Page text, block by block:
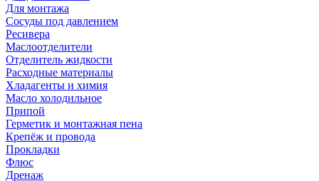
Для монтажа
Сосуды под давлением
Ресивера
Маслоотделители
Отделитель жидкости
Расходные материалы
Хладагенты и химия
Масло холодильное
Припой
Герметик и монтажная пена
Крепёж и провода
Прокладки
Флюс
Дренаж